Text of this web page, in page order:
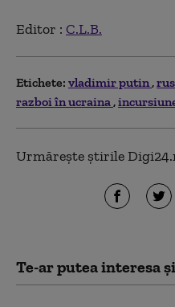
Editor : C.L.B.
Etichete: vladimir putin
razboi în ucraina
Urmărește știrile
Te-ar putea interesa